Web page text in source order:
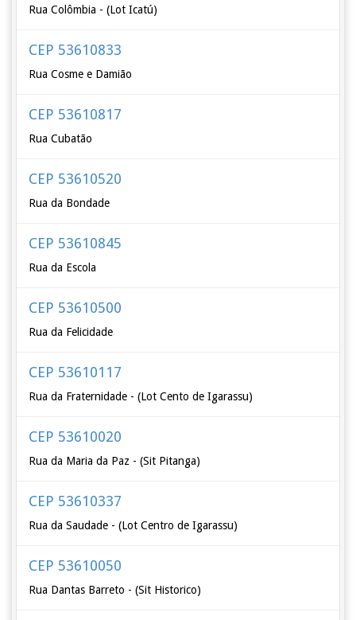
Rua Colômbia - (Lot Icatú)
CEP 53610833
Rua Cosme e Damião
CEP 53610817
Rua Cubatão
CEP 53610520
Rua da Bondade
CEP 53610845
Rua da Escola
CEP 53610500
Rua da Felicidade
CEP 53610117
Rua da Fraternidade - (Lot Cento de Igarassu)
CEP 53610020
Rua da Maria da Paz - (Sit Pitanga)
CEP 53610337
Rua da Saudade - (Lot Centro de Igarassu)
CEP 53610050
Rua Dantas Barreto - (Sit Historico)